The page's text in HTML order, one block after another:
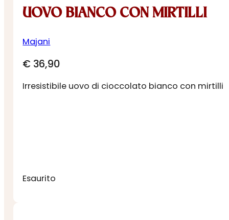
UOVO BIANCO CON MIRTILLI
Majani
€ 36,90
Irresistibile uovo di cioccolato bianco con mirtilli
Esaurito